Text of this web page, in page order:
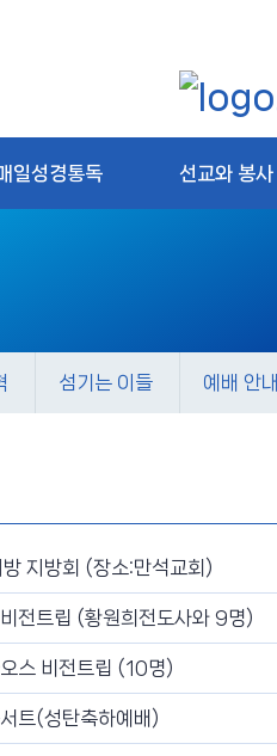
일성경통독 선교와 봉사
섬기는 이들 예배 안내
지방회 (장소:만석교회)
전트립 (황원희전도사와 9명)
스 비전트립 (10명)
트(성탄축하예배)